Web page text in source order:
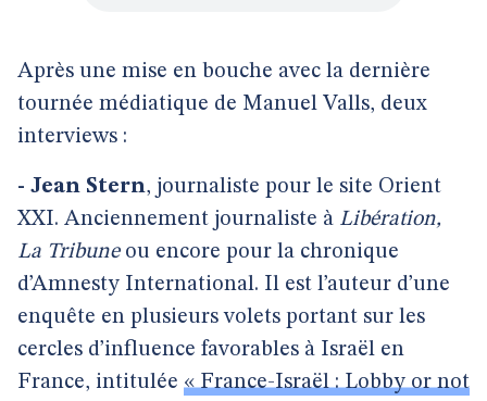
Après une mise en bouche avec la dernière
tournée médiatique de Manuel Valls, deux
interviews :
- Jean Stern, journaliste pour le site Orient
XXI. Anciennement journaliste à Libération,
La Tribuneou encore pour la chronique
d’Amnesty International. Il est l’auteur d’une
enquête en plusieurs volets portant sur les
cercles d’influence favorables à Israël en
France, intitulée « France-Israël : Lobby or not